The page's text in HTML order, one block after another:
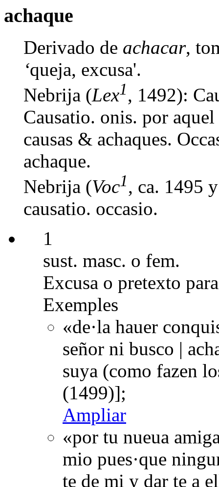
achaque
Derivado de achacar,
‘queja, excusa'.
Nebrija (Lex1, 1492):
Causatio. onis. por
causas & achaques.
achaque.
Nebrija (Voc1, ca. 1495
causatio. occasio.
1
sust. masc. o fem.
Excusa o pretexto
Exemples
«de·la hauer
señor ni busco |
suya (como fazen
(1499)];
Ampliar
«por tu nueua
mio pues·que
te de mi y dar te a